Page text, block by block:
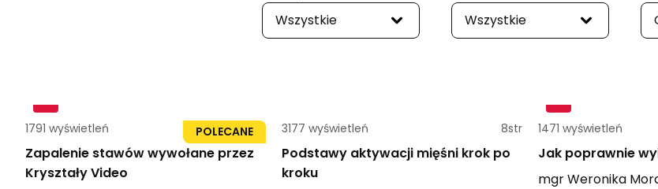
Wszystkie Wszystkie
POLECANE
1791 wyświetleń 1h 21min
Zapalenie stawów wywołane przez
Kryształy Video
3177 wyświetleń 8str
Podstawy aktywacji mięśni krok po
kroku
1471 wyświetleń
Jak poprawnie
mgrWeronika